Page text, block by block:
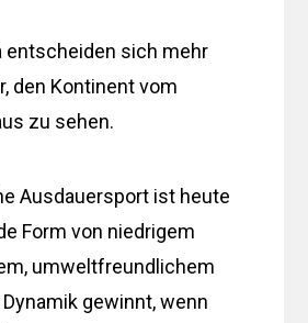
entscheiden sich mehr
den Kontinent vom
zu sehen.
Ausdauersport ist heute
Form von niedrigem
umweltfreundlichem
Dynamik gewinnt, wenn